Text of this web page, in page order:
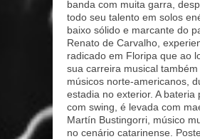
banda com muita garra,
todo seu talento em solos
baixo sólido e marcante do
Renato de Carvalho,
radicado em Floripa que ao
sua carreira musical
músicos norte-americanos,
estadia no exterior. A bateria
com swing, é levada com
Martín Bustingorri, músico
no cenário catarinense.